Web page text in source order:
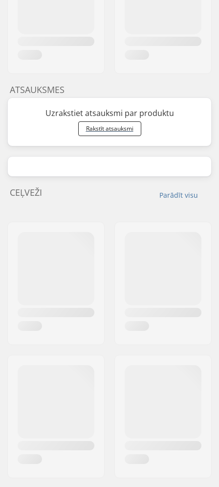
ATSAUKSMES
Uzrakstiet atsauksmi par produktu
Rakstīt atsauksmi
Parādīt visu
CEĻVEŽI